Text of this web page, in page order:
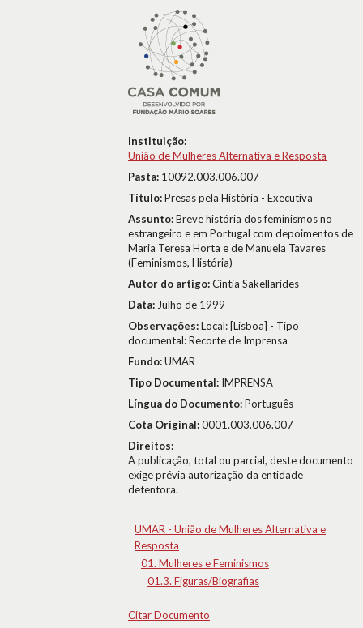
Instituição:
União de Mulheres Alternativa e Resposta
Pasta: 10092.003.006.007
Título:Presas pela História - Executiva
Assunto:Breve história dos feminismos no
estrangeiro e em Portugal com depoimentos de
Maria Teresa Horta e de Manuela Tavares
(Feminismos, História)
Autor do artigo:Cíntia Sakellarides
Data: Julho de 1999
Observações:Local: [Lisboa] - Tipo
documental: Recorte de Imprensa
Fundo:UMAR
Tipo Documental: IMPRENSA
Língua do Documento:Português
Cota Original:0001.003.006.007
Direitos:
A publicação, total ou parcial, deste documento
exige prévia autorização da entidade
detentora.
UMAR - União de Mulheres Alternativa e
Resposta
01. Mulheres e Feminismos
01.3. Figuras/Biografias
Citar Documento